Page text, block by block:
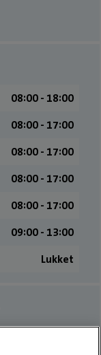
08:00 ­- 18:00
08:00 ­- 17:00
08:00 ­- 17:00
08:00 ­- 17:00
08:00 ­- 17:00
09:00 ­- 13:00
Lukket